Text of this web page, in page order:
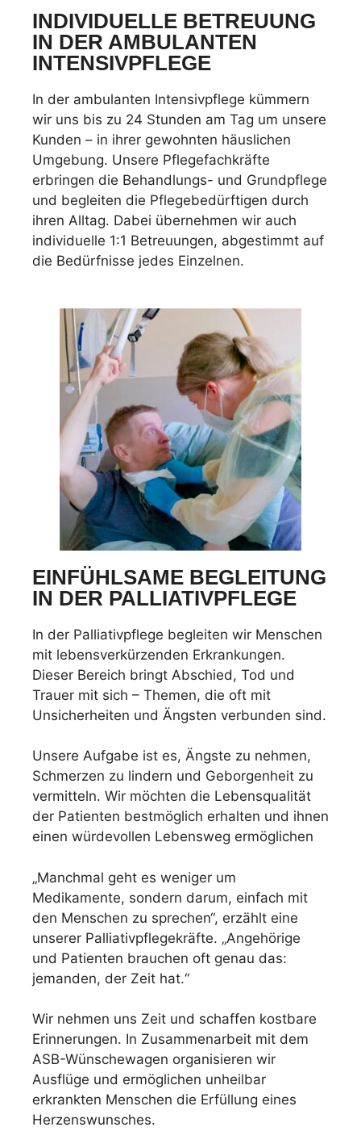
INDIVIDUELLE BETREUUNG
IN DER AMBULANTEN
INTENSIVPFLEGE
In der ambulanten Intensivpflege kümmern
wir uns bis zu 24 Stunden am Tag um unsere
Kunden – in ihrer gewohnten häuslichen
Umgebung. Unsere Pflegefachkräfte
erbringen die Behandlungs- und Grundpflege
und begleiten die Pflegebedürftigen durch
ihren Alltag. Dabei übernehmen wir auch
individuelle 1:1 Betreuungen, abgestimmt auf
die Bedürfnisse jedes Einzelnen.
EINFÜHLSAME BEGLEITUNG
IN DER PALLIATIVPFLEGE
In der Palliativpflege begleiten wir Menschen
mit lebensverkürzenden Erkrankungen.
Dieser Bereich bringt Abschied, Tod und
Trauer mit sich – Themen, die oft mit
Unsicherheiten und Ängsten verbunden sind.
Unsere Aufgabe ist es, Ängste zu nehmen,
Schmerzen zu lindern und Geborgenheit zu
vermitteln. Wir möchten die Lebensqualität
der Patienten bestmöglich erhalten und ihnen
einen würdevollen Lebensweg ermöglichen
„Manchmal geht es weniger um
Medikamente, sondern darum, einfach mit
den Menschen zu sprechen“, erzählt eine
unserer Palliativpflegekräfte. „Angehörige
und Patienten brauchen oft genau das:
jemanden, der Zeit hat.“
Wir nehmen uns Zeit und schaffen kostbare
Erinnerungen. In Zusammenarbeit mit dem
ASB-Wünschewagen organisieren wir
Ausflüge und ermöglichen unheilbar
erkrankten Menschen die Erfüllung eines
Herzenswunsches.